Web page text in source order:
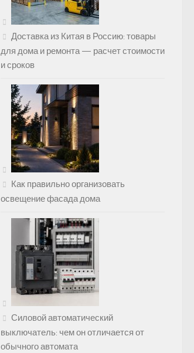
Доставка из Китая в Россию: товары
для дома и ремонта — расчет стоимости
и сроков
Как правильно организовать
освещение фасада дома
Силовой автоматический
выключатель: чем он отличается от
обычного автомата